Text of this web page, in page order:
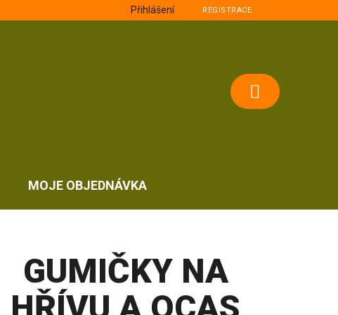
Přihlášení REGISTRACE
NÁKUPNÍ
MOJE OBJEDNÁVKA
GUMIČKY NA